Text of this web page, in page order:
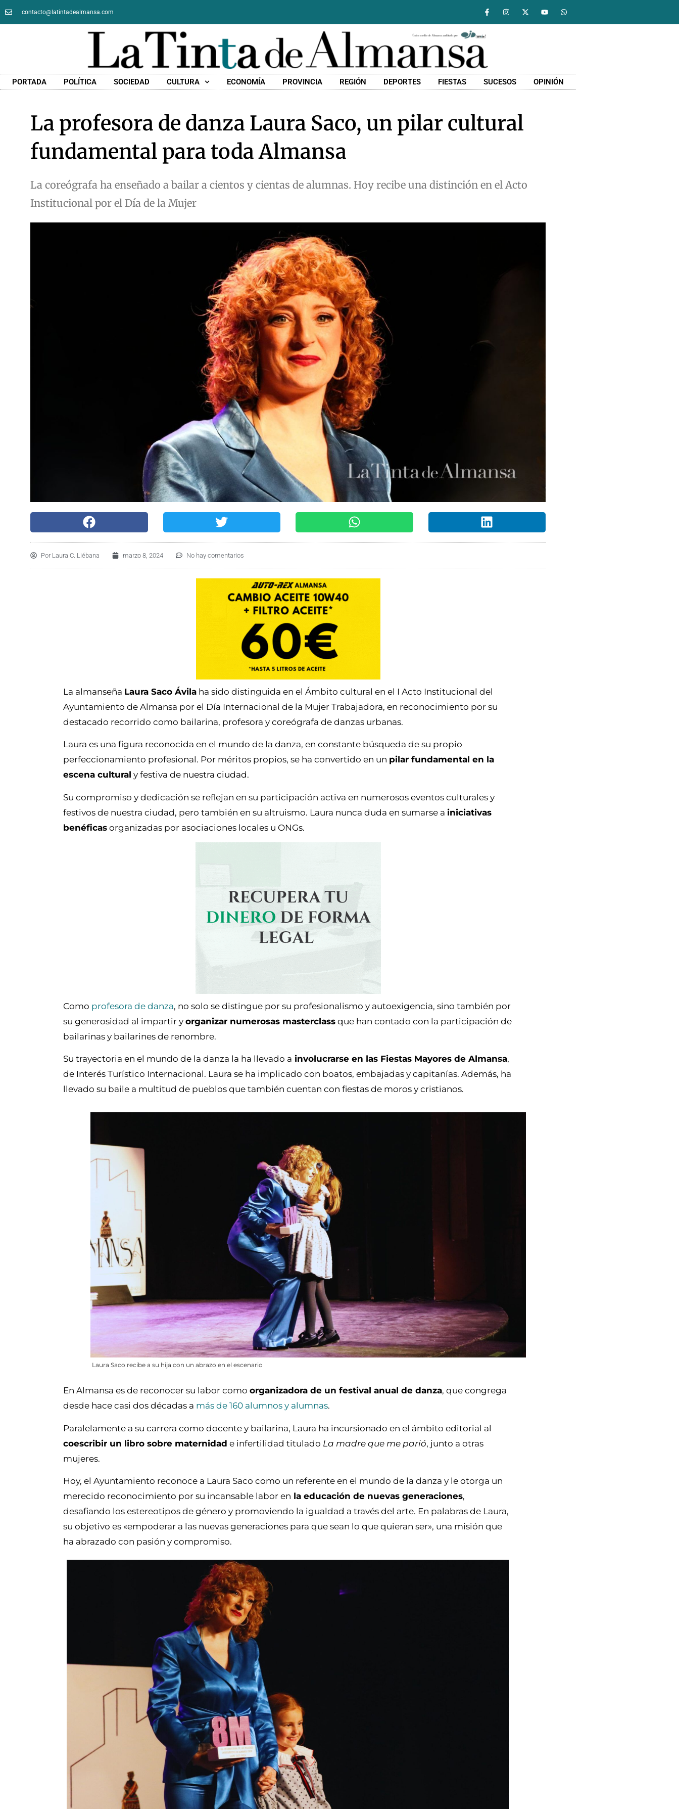
contacto@latintadealmansa.com
PORTADA POLÍTICA SOCIEDAD CULTURA ECONOMÍA PROVINCIA REGIÓN DEPORTES FIESTAS SUCESOS OPINIÓN
La profesora de danza Laura Saco, un pilar cultural
fundamental para toda Almansa
La coreógrafa ha enseñado a bailar a cientos y cientas de alumnas. Hoy recibe una distinción en el Acto
Institucional por el Día de la Mujer
Por Laura C. Liébana marzo 8, 2024 No hay comentarios
La almanseña Laura Saco Ávila ha sido distinguida en el Ámbito cultural en el I Acto Institucional del
Ayuntamiento de Almansa por el Día Internacional de la Mujer Trabajadora, en reconocimiento por su
destacado recorrido como bailarina, profesora y coreógrafa de danzas urbanas.
Laura es una figura reconocida en el mundo de la danza, en constante búsqueda de su propio
perfeccionamiento profesional. Por méritos propios, se ha convertido en un pilar fundamental en la
escena cultural y festiva de nuestra ciudad.
Su compromiso y dedicación se reflejan en su participación activa en numerosos eventos culturales y
festivos de nuestra ciudad, pero también en su altruismo. Laura nunca duda en sumarse a iniciativas
benéficas organizadas por asociaciones locales u ONGs.
Como profesora de danza, no solo se distingue por su profesionalismo y autoexigencia, sino también por
su generosidad al impartir y organizar numerosas masterclass que han contado con la participación de
bailarinas y bailarines de renombre.
Su trayectoria en el mundo de la danza la ha llevado a involucrarse en las Fiestas Mayores de Almansa,
de Interés Turístico Internacional. Laura se ha implicado con boatos, embajadas y capitanías. Además, ha
llevado su baile a multitud de pueblos que también cuentan con fiestas de moros y cristianos.
Laura Saco recibe a su hija con un abrazo en el escenario
En Almansa es de reconocer su labor como organizadora de un festival anual de danza, que congrega
desde hace casi dos décadas a más de 160 alumnos y alumnas.
Paralelamente a su carrera como docente y bailarina, Laura ha incursionado en el ámbito editorial al
coescribir un libro sobre maternidad e infertilidad titulado La madre que me parió, junto a otras
mujeres.
Hoy, el Ayuntamiento reconoce a Laura Saco como un referente en el mundo de la danza y le otorga un
merecido reconocimiento por su incansable labor en la educación de nuevas generaciones,
desafiando los estereotipos de género y promoviendo la igualdad a través del arte. En palabras de Laura,
su objetivo es «empoderar a las nuevas generaciones para que sean lo que quieran ser», una misión que
ha abrazado con pasión y compromiso.